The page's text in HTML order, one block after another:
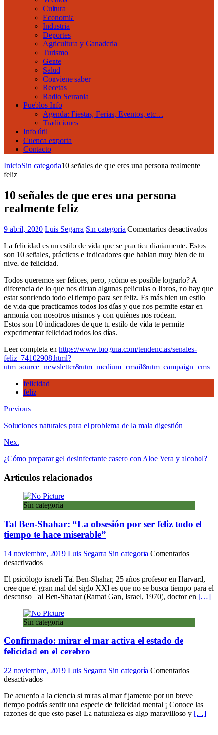
Cultura
Economia
Industria
Deportes
Agricultura y Ganaderia
Turismo
Gente
Salud
Conviene saber
Recetas
Radio Serrania
Pueblos Info
Agenda: Fiestas, Ferias, Eventos, etc…
Tradiciones
Info útil
Cuenca exporta
Contacto
InicioSin categoría10 señales de que eres una persona realmente
feliz
10 señales de que eres una persona
realmente feliz
9 abril, 2020 Luis Segarra Sin categoría Comentarios desactivadosen
La felicidad es un estilo de vida que se practica diariamente. Estos
son 10 señales, prácticas e indicadores que hablan muy bien de tu
nivel de felicidad.
Todos queremos ser felices, pero, ¿cómo es posible lograrlo? A
diferencia de lo que nos dirían algunas películas o libros, no hay que
estar sonriendo todo el tiempo para ser feliz. Es más bien un estilo
de vida que practicamos todos los días y que nos permite estar en
armonía con nosotros mismos y con quiénes nos rodean.
Estos son 10 indicadores de que tu estilo de vida te permite
experimentar felicidad todos los días.
Leer completa en https://www.bioguia.com/tendencias/senales-
feliz_74102908.html?
utm_source=newsletter&utm_medium=email&utm_campaign=cms
felicidad
feliz
Previous
Soluciones naturales para el problema de la mala digestión
Next
¿Cómo preparar gel desinfectante casero con Aloe Vera y alcohol?
Artículos relacionados
Sin categoría
Tal Ben-Shahar: “La obsesión por ser feliz todo el
tiempo te hace miserable”
14 noviembre, 2019 Luis Segarra Sin categoría Comentarios
desactivadosen
Ben-
Shahar:
“La
por
ser
todo
el
te
hace
El psicólogo israelí Tal Ben-Shahar, 25 años profesor en Harvard,
cree que el gran mal del siglo XXI es que no se busca tiempo para el
descanso Tal Ben-Shahar (Ramat Gan, Israel, 1970), doctor en […]
Sin categoría
Confirmado: mirar el mar activa el estado de
felicidad en el cerebro
22 noviembre, 2019 Luis Segarra Sin categoría Comentarios
desactivadosen
mirar
el
mar
De acuerdo a la ciencia si miras al mar fijamente por un breve
tiempo podrás sentir una especie de felicidad mental ¡ Conoce las
razones de que esto pase! La naturaleza es algo maravilloso y […]